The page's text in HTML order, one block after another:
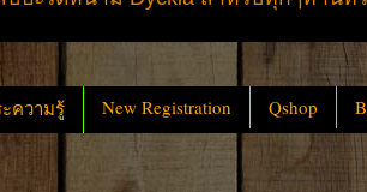
ความรู้ New Registration Qshop